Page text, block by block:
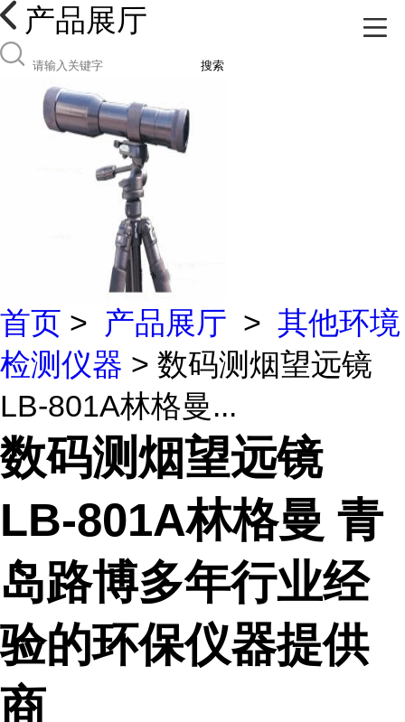
产品展厅
搜索
首页 > 产品展厅 > 其他环境
检测仪器 > 数码测烟望远镜
LB-801A林格曼...
数码测烟望远镜
LB-801A林格曼 青
岛路博多年行业经
验的环保仪器提供
商